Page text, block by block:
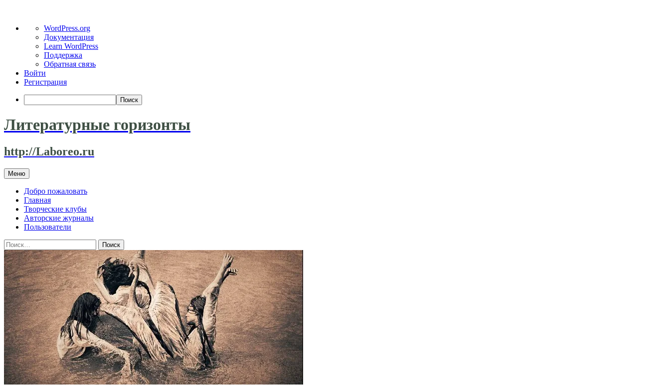
WordPress
WordPress.org
Документация
Learn WordPress
Поддержка
Обратная связь
Войти
Регистрация
Поиск
Литературные горизонты
http://Laboreo.ru
Меню Перейти
к
содержимому
Добро пожаловать
Главная
Творческие клубы
Авторские журналы
Пользователи
Найти: